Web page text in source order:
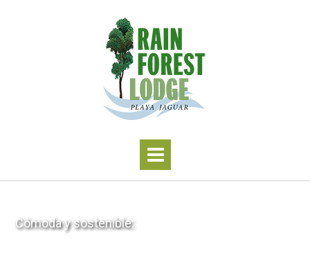
Cómoda y sostenible: